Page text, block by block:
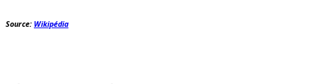
Source: Wikipédia